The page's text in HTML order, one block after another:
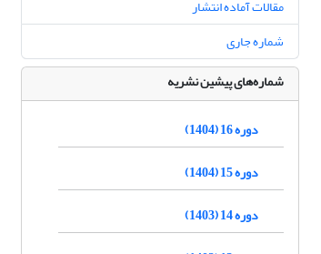
مقالات آماده انتشار
شماره جاری
شماره‌های پیشین نشریه
دوره 16 (1404)
دوره 15 (1404)
دوره 14 (1403)